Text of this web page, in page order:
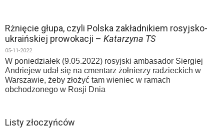
Rżnięcie głupa, czyli Polska zakładnikiem rosyjsko-
ukraińskiej prowokacji – Katarzyna TS
05-11-2022
W poniedziałek (9.05.2022) rosyjski ambasador Siergiej
Andriejew udał się na cmentarz żołnierzy radzieckich w
Warszawie, żeby złożyć tam wieniec w ramach
obchodzonego w Rosji Dnia
Listy złoczyńców